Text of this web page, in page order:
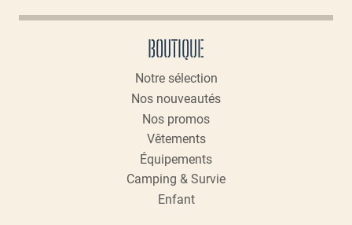
sur
BOUTIQUE
Notre sélection
Nos nouveautés
Nos promos
Vêtements
Équipements
Camping & Survie
Enfant